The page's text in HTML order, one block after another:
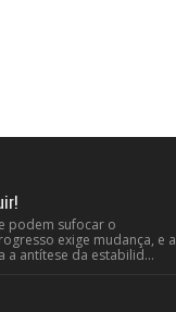
podem sufocar o
exige mudança, e a
a antítese da estabilid...